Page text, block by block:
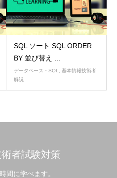
SQL ソート SQL ORDER
BY 並び替え ...
データベース・SQL
基本情報技術者
解説
者試験対策
間に学べます。